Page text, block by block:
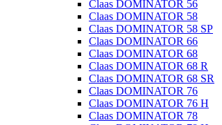
Claas DOMINATOR 56
Claas DOMINATOR 58
Claas DOMINATOR 58 SP
Claas DOMINATOR 66
Claas DOMINATOR 68
Claas DOMINATOR 68 R
Claas DOMINATOR 68 SR
Claas DOMINATOR 76
Claas DOMINATOR 76 H
Claas DOMINATOR 78